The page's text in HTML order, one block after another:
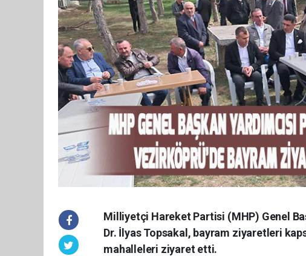
Milliyetçi Hareket Partisi (MHP) Genel
Dr. İlyas Topsakal, bayram ziyaretleri
mahalleleri ziyaret etti.